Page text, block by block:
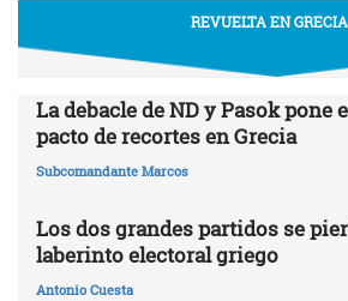
REVUELTA EN GRECIA
La debacle de ND y Pasok pone
pacto de recortes en Grecia
Subcomandante Marcos
Los dos grandes partidos se
laberinto electoral griego
Antonio Cuesta